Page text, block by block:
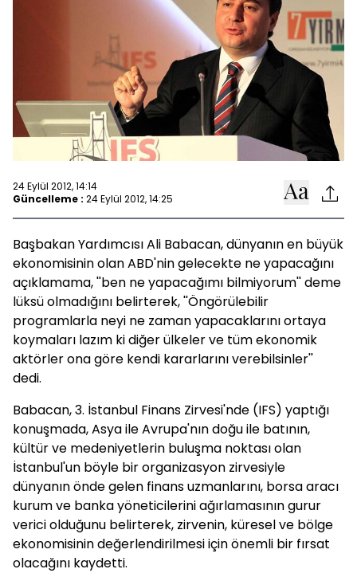
24 Eylül 2012, 14:14
Güncelleme : 24 Eylül 2012, 14:25
Başbakan Yardımcısı Ali Babacan, dünyanın en büyük
ekonomisinin olan ABD'nin gelecekte ne yapacağını
açıklamama, ''ben ne yapacağımı bilmiyorum'' deme
lüksü olmadığını belirterek, ''Öngörülebilir
programlarla neyi ne zaman yapacaklarını ortaya
koymaları lazım ki diğer ülkeler ve tüm ekonomik
aktörler ona göre kendi kararlarını verebilsinler''
dedi.
Babacan, 3. İstanbul Finans Zirvesi'nde (IFS) yaptığı
konuşmada, Asya ile Avrupa'nın doğu ile batının,
kültür ve medeniyetlerin buluşma noktası olan
İstanbul'un böyle bir organizasyon zirvesiyle
dünyanın önde gelen finans uzmanlarını, borsa aracı
kurum ve banka yöneticilerini ağırlamasının gurur
verici olduğunu belirterek, zirvenin, küresel ve bölge
ekonomisinin değerlendirilmesi için önemli bir fırsat
olacağını kaydetti.